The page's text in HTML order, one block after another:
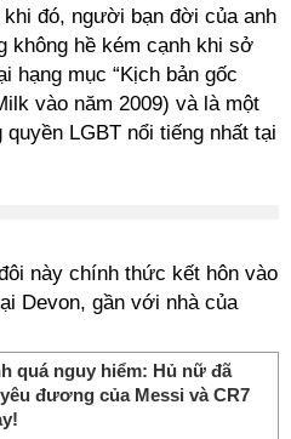
đó, người bạn đời của anh
không hề kém cạnh khi sở
hạng mục “Kịch bản gốc
vào năm 2009) và là một
LGBT nổi tiếng nhất tại
này chính thức kết hôn vào
Devon, gần với nhà của
quá nguy hiểm: Hủ nữ đã
đương của Messi và CR7